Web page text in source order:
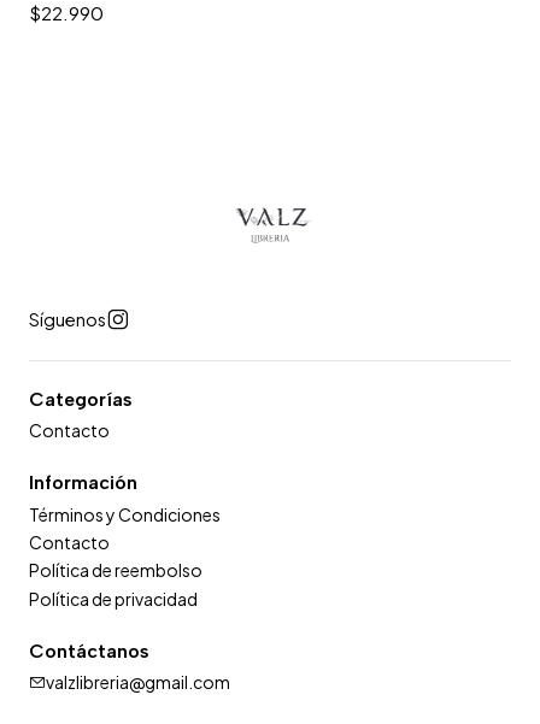
$22.990
Síguenos
Categorías
Contacto
Información
Términos y Condiciones
Contacto
Política de reembolso
Política de privacidad
Contáctanos
valzlibreria@gmail.com